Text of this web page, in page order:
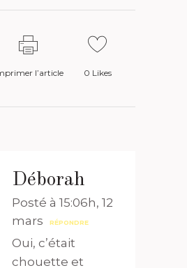
l’article 0 Likes
Déborah
Posté à 15:06h, 12
mars
RÉPONDRE
Oui, c’était
chouette et